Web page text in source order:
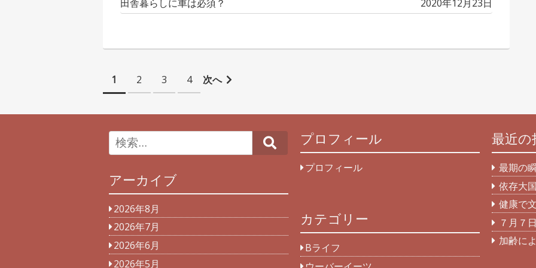
日
田舎暮らしに車は必須？
稿
2020年12月23日
投
稿
ナ
ビ
ー
シ
ョ
ン
1 2 3 4 次へ
Searchプロフィール
プロフィール
最近の
最期の
依存大
健康で
７月７
加齢に
アーカイブ
2026年8月
2026年7月
2026年6月
2026年5月
カテゴリー
Bライフ